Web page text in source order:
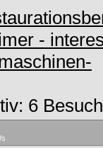
-
6